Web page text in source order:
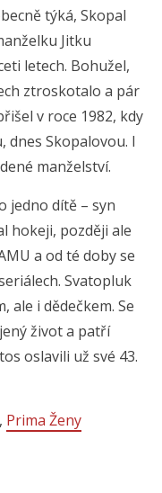
týká, Skopal
Jitku
letech. Bohužel,
ztroskotalo a pár
v roce 1982, kdy
dnes Skopalovou. I
manželství.
jedno dítě – syn
hokeji, později ale
a od té doby se
Svatopluk
ale i dědečkem. Se
život a patří
oslavili už své 43.
, Prima Ženy